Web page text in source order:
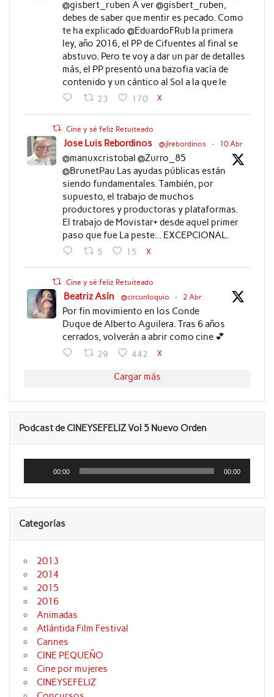
@gisbert_ruben A ver @gisbert_ruben,
debes de saber que mentir es pecado. Como
te ha explicado @EduardoFRub la primera
ley, año 2016, el PP de Cifuentes al final se
abstuvo. Pero te voy a dar un par de detalles
más, el PP presentó una bazofia vacía de
contenido y un cántico al Sol a la que le
23 170 X
Cine y sé feliz Retuiteado
Jose Luis Rebordinos @jlrebordinos · 10 Abr
@manuxcristobal @Zurro_85
@BrunetPau Las ayudas públicas están
siendo fundamentales. También, por
supuesto, el trabajo de muchos
productores y productoras y plataformas.
El trabajo de Movistar+ desde aquel primer
paso que fue La peste... EXCEPCIONAL.
5 15 X
Cine y sé feliz Retuiteado
Beatriz Asín @circunloquio · 2 Abr
Por fin movimiento en los Conde
Duque de Alberto Aguilera. Tras 6 años
cerrados, volverán a abrir como cine 💕
29 442 X
Cargar más
Podcast de CINEYSEFELIZ Vol 5 Nuevo Orden
Reproductor
audio
00:00 00:00
Categorías
2013
2014
2015
2016
Animadas
Atlántida Film Festival
Cannes
CINE PEQUEÑO
Cine por mujeres
CINEYSEFELIZ